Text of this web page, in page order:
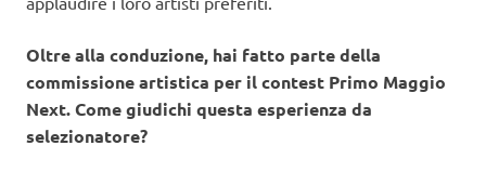
Oltre alla conduzione, hai fatto parte della
commissione artistica per il contest Primo Maggio
Next. Come giudichi questa esperienza da
selezionatore?